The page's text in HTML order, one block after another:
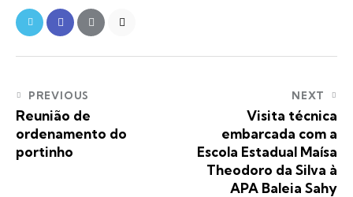
PREVIOUS
Reunião de
ordenamento do
portinho
NEXT
Visita técnica
embarcada com a
Escola Estadual Maísa
Theodoro da Silva à
APA Baleia Sahy